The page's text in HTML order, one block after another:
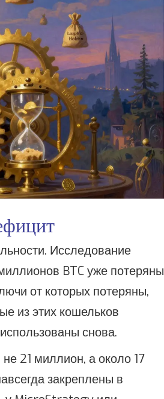
Исследование
BTC уже потеряны
от которых потеряны,
из этих кошельков
снова.
21 миллион, а около 17
закреплены в